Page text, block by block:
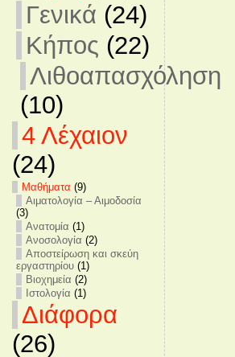
Γενικά (24)
Κήπος (22)
Λιθοαπασχόληση
(10)
4 Λέχαιον
(24)
Mαθήματα (9)
Αιματολογία – Αιμοδοσία
(3)
Ανατομία (1)
Ανοσολογία (2)
Αποστείρωση και σκεύη
εργαστηρίου(1)
Βιοχημεία (2)
Ιστολογία (1)
Διάφορα
(26)